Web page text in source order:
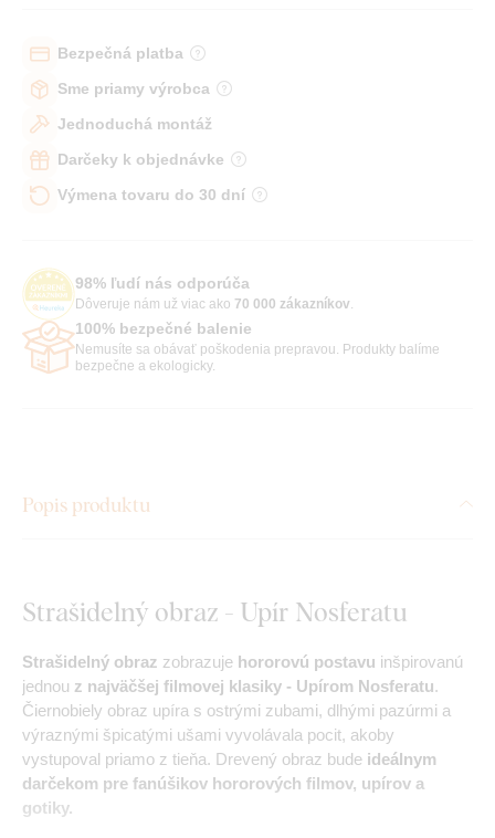
Bezpečná platba
Sme priamy výrobca
Jednoduchá montáž
Darčeky k objednávke
Výmena tovaru do 30 dní
98% ľudí nás odporúča
Dôveruje nám už viac ako 70 000 zákazníkov
100% bezpečné balenie
Nemusíte sa obávať poškodenia prepravou. Produkty balíme
bezpečne a ekologicky.
Popis produktu
Strašidelný obraz - Upír Nosferatu
Strašidelný obraz zobrazuje hororovú postavu inšpirovanú
jednou z najväčšej filmovej klasiky - Upírom Nosferatu.
Čiernobiely obraz upíra s ostrými zubami, dlhými pazúrmi a
výraznými špicatými ušami vyvolávala pocit, akoby
vystupoval priamo z tieňa. Drevený obraz bude ideálnym
darčekom pre fanúšikov hororových filmov, upírov a
gotiky.